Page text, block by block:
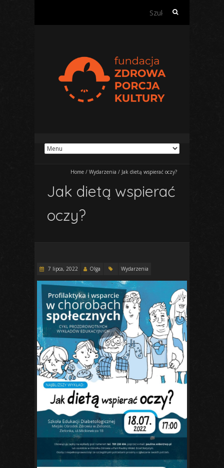
:
Home / Wydarzenia / Jak dietą wspierać oczy?
Jak dietą wspierać
oczy?
7 lipca, 2022 Olga Wydarzenia